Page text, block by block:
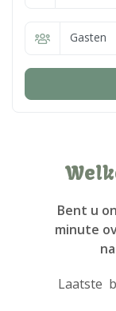
Gasten
Bent u
minute
Laatste